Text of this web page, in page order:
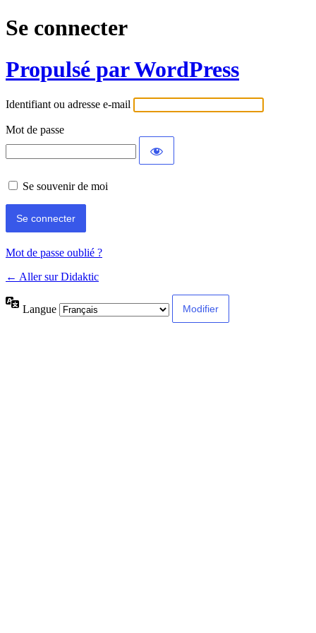
Se connecter
Propulsé par WordPress
Identifiant ou adresse e-mail
Mot de passe
Se souvenir de moi
Mot de passe oublié ?
← Aller sur Didaktic
Langue